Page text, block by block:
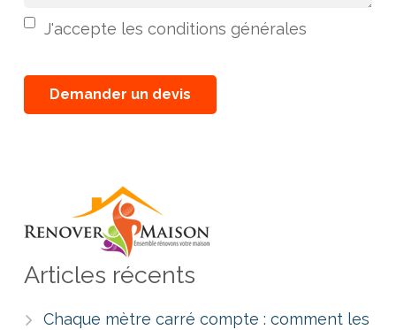
J'accepte les conditions générales
Articles récents
Chaque mètre carré compte : comment les